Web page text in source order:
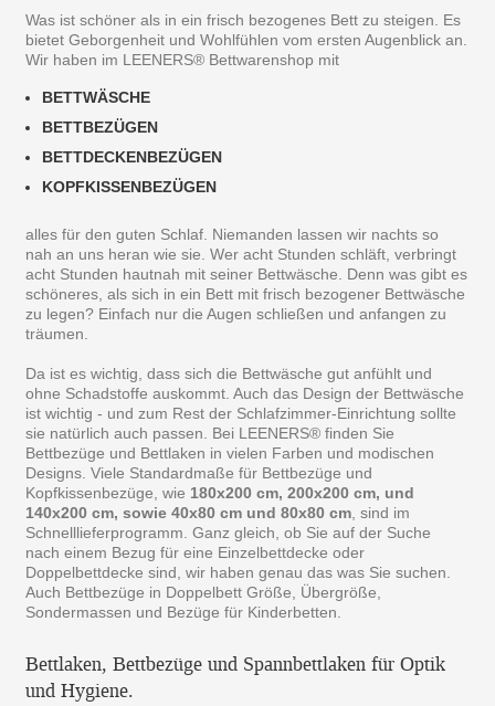
Was ist schöner als in ein frisch bezogenes Bett zu steigen. Es
bietet Geborgenheit und Wohlfühlen vom ersten Augenblick an.
Wir haben im LEENERS® Bettwarenshop mit
BETTWÄSCHE
BETTBEZÜGEN
BETTDECKENBEZÜGEN
KOPFKISSENBEZÜGEN
alles für den guten Schlaf. Niemanden lassen wir nachts so
nah an uns heran wie sie. Wer acht Stunden schläft, verbringt
acht Stunden hautnah mit seiner Bettwäsche. Denn was gibt es
schöneres, als sich in ein Bett mit frisch bezogener Bettwäsche
zu legen? Einfach nur die Augen schließen und anfangen zu
träumen.
Da ist es wichtig, dass sich die Bettwäsche gut anfühlt und
ohne Schadstoffe auskommt. Auch das Design der Bettwäsche
ist wichtig - und zum Rest der Schlafzimmer-Einrichtung sollte
sie natürlich auch passen. Bei LEENERS® finden Sie
Bettbezüge und Bettlaken in vielen Farben und modischen
Designs. Viele Standardmaße für Bettbezüge und
Kopfkissenbezüge, wie 180x200 cm, 200x200 cm, und
140x200 cm, sowie 40x80 cm und 80x80 cm , sind im
Schnelllieferprogramm. Ganz gleich, ob Sie auf der Suche
nach einem Bezug für eine Einzelbettdecke oder
Doppelbettdecke sind, wir haben genau das was Sie suchen.
Auch Bettbezüge in Doppelbett Größe, Übergröße,
Sondermassen und Bezüge für Kinderbetten.
Bettlaken, Bettbezüge und Spannbettlaken für Optik
und Hygiene.